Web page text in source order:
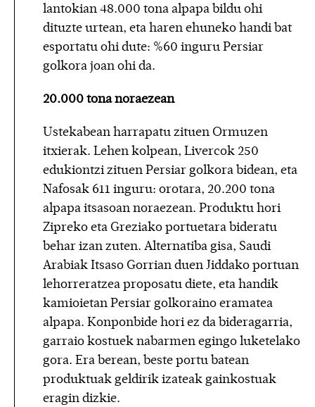
lantokian 48.000 tona alpapa bildu ohi
dituzte urtean, eta haren ehuneko handi bat
esportatu ohi dute: %60 inguru Persiar
golkora joan ohi da.
20.000 tona noraezean
Ustekabean harrapatu zituen Ormuzen
itxierak. Lehen kolpean, Livercok 250
edukiontzi zituen Persiar golkora bidean, eta
Nafosak 611 inguru: orotara, 20.200 tona
alpapa itsasoan noraezean. Produktu hori
Zipreko eta Greziako portuetara bideratu
behar izan zuten. Alternatiba gisa, Saudi
Arabiak Itsaso Gorrian duen Jiddako portuan
lehorreratzea proposatu diete, eta handik
kamioietan Persiar golkoraino eramatea
alpapa. Konponbide hori ez da bideragarria,
garraio kostuek nabarmen egingo luketelako
gora. Era berean, beste portu batean
produktuak geldirik izateak gainkostuak
eragin dizkie.